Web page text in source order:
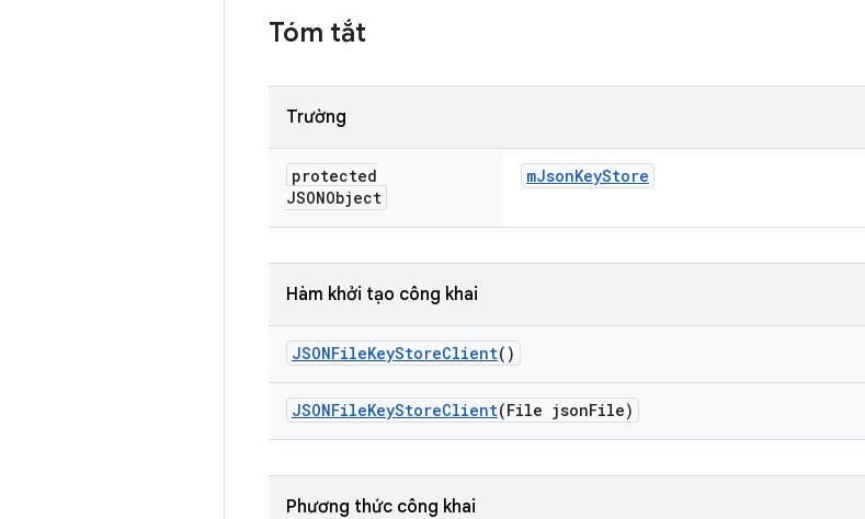
Tóm tắt
Trường
protected
JSONObject
mJsonKeyStore
Hàm khởi tạo công khai
JSONFileKeyStoreClient()
JSONFileKeyStoreClient(File jsonFile)
Phương thức công khai